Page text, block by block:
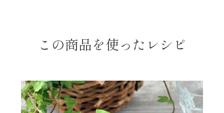
BBQ/キャンプ
ホットプレート
ハコネーゼ 海老クリーム
ハコネーゼ ポルチーニ
この商品を使ったレシピ